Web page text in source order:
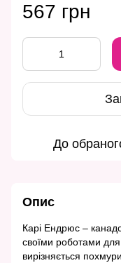
567 грн
До
Опис
Карі Ендрюс –
своїми роботами
вирізняється